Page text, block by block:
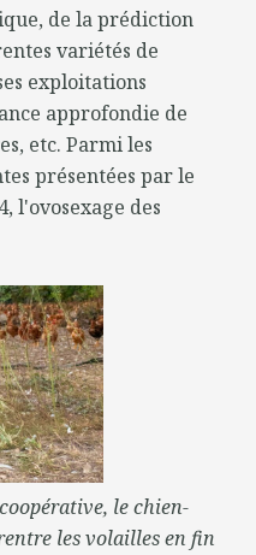
de la prédiction
variétés de
exploitations
approfondie de
etc. Parmi les
présentées par le
l'ovosexage des
le chien-
les volailles en fin